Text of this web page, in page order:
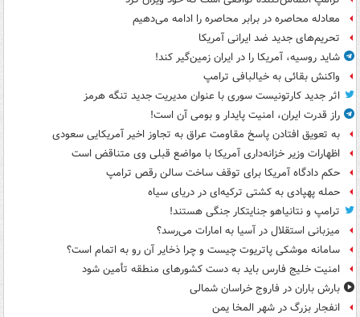
معادله محاصره در برابر محاصره را ادامه می‌دهیم
تحریم‌های جدید ضد ایرانی آمریکا
شاید روسیه، آمریکا را در ایران زمین‌گیر کند!
واکنش بقائی به خیالبافی ترامپ
اثر جدید کارتونیست سوری با عنوان مدیریت جدید تنگه هرمز
راز قدرت ایران، امنیت پایدار و بومی آن است!
به تعویق افتادن پاسخ مقاومت عراق به تجاوز اخیر آمریکایی سعودی
اظهارات وزیر خزانه‌داری آمریکا با مواضع قبلی وی متناقض است
حکم دادگاه آمریکا برای توقف ساخت سالن رقص ترامپ
حمله پهپادی به کشتی ترکیه‌ای در دریای سیاه
ترامپ و نتانیاهو جنایتکار جنگی هستند!
میزبانی استقلال در آسیا به امارات می‌رسد؟
سامانه موشکی پاتریوت چیست و چرا ذخایر آن رو به اتمام است؟
امنیت خلیج فارس باید به دست کشورهای منطقه تأمین شود
بارش باران در فاروج خراسان شمالی
انفجار بزرگ در شهر المخا یمن